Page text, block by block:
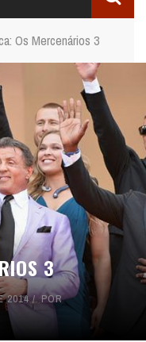
Os Mercenários 3
3
2014
POR